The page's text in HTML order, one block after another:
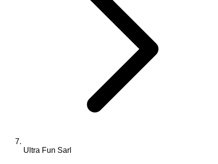
Ultra Fun Sarl